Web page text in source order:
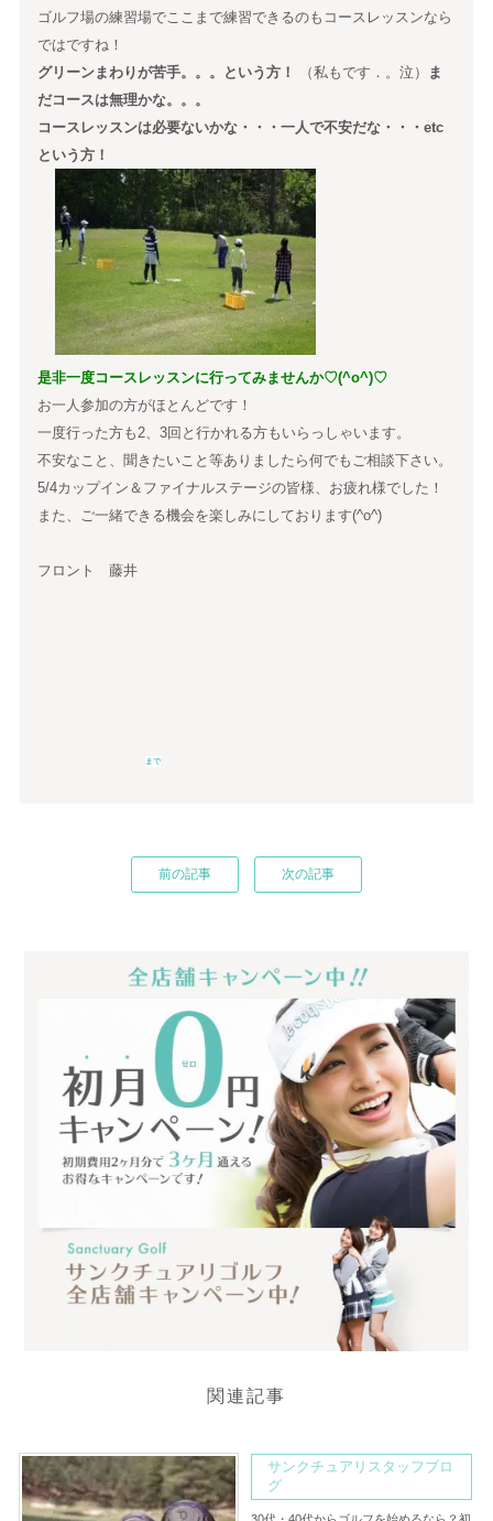
ゴルフ場の練習場でここまで練習できるのもコースレッスンなら
ではですね！
グリーンまわりが苦手。。。という方！
（私もです．。泣）
ま
だコースは無理かな。。。
コースレッスンは必要ないかな・・・一人で不安だな・・・etc
という方！
是非一度コースレッスンに行ってみませんか♡(^o^)♡
お一人参加の方がほとんどです！
一度行った方も2、3回と行かれる方もいらっしゃいます。
不安なこと、聞きたいこと等ありましたら何でもご相談下さい。
5/4カップイン＆ファイナルステージの皆様、お疲れ様でした！
また、ご一緒できる機会を楽しみにしております(^o^)
フロント 藤井
前の記事 次の記事
まで
関連記事
サンクチュアリスタッフブロ
グ